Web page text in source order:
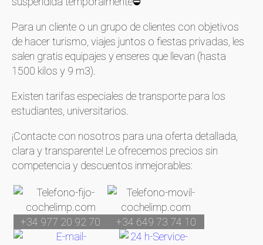
Para un cliente o un grupo de clientes con objetivos
de hacer turismo, viajes juntos o fiestas privadas, les
salen gratis equipajes y enseres que llevan (hasta
1500 kilos y 9 m3).
Existen tarifas especiales de transporte para los
estudiantes, universitarios.
¡Contacte con nosotros para una oferta detallada,
clara y transparente! Le ofrecemos precios sin
competencia y descuentos inmejorables:
+34 977 20 92 70 +34 649 73 74 10